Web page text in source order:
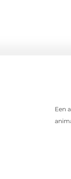
Een